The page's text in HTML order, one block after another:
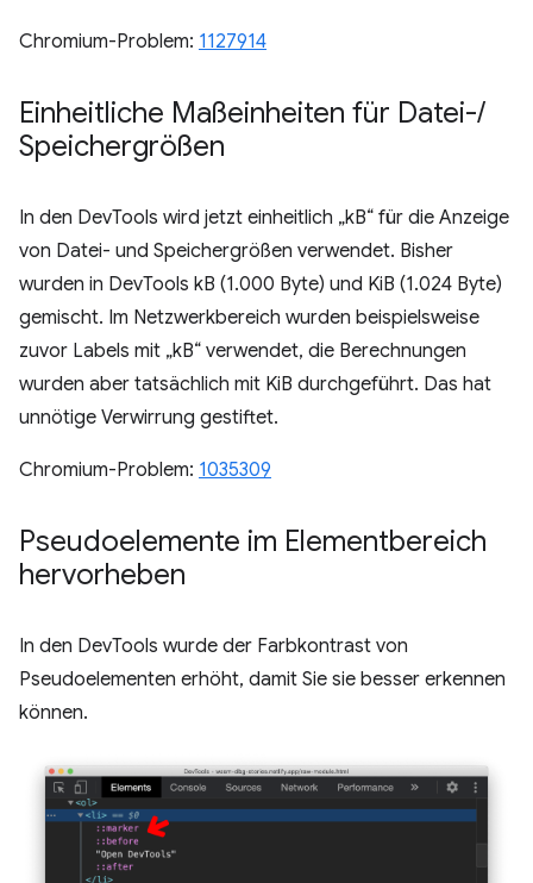
Chromium-Problem: 1127914
Einheitliche Maßeinheiten für Datei-/
Speichergrößen
In den DevTools wird jetzt einheitlich „kB“ für die Anzeige
von Datei- und Speichergrößen verwendet. Bisher
wurden in DevTools kB (1.000 Byte) und KiB (1.024 Byte)
gemischt. Im Netzwerkbereich wurden beispielsweise
zuvor Labels mit „kB“ verwendet, die Berechnungen
wurden aber tatsächlich mit KiB durchgeführt. Das hat
unnötige Verwirrung gestiftet.
Chromium-Problem: 1035309
Pseudoelemente im Elementbereich
hervorheben
In den DevTools wurde der Farbkontrast von
Pseudoelementen erhöht, damit Sie sie besser erkennen
können.